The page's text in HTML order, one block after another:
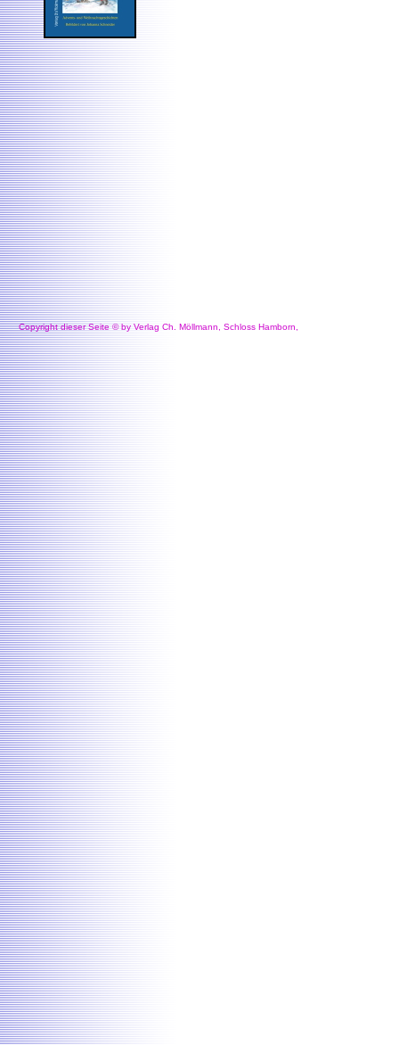
Copyright dieser Seite © by Verlag Ch. Möllmann, Schloss Hamborn,